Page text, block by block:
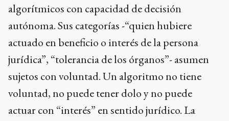
algorítmicos con capacidad de decisión
autónoma. Sus categorías -“quien hubiere
actuado en beneficio o interés de la persona
jurídica”, “tolerancia de los órganos”- asumen
sujetos con voluntad. Un algoritmo no tiene
voluntad, no puede tener dolo y no puede
actuar con “interés” en sentido jurídico. La